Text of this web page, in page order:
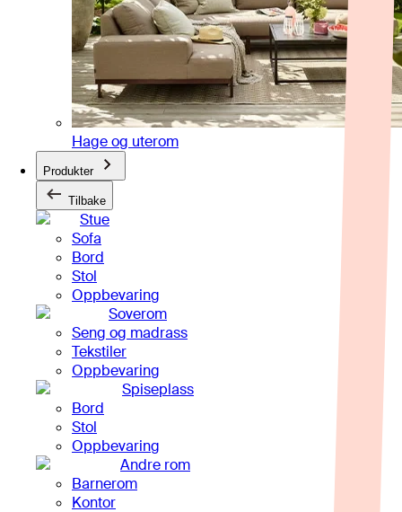
Hage og uterom
Produkter
Tilbake
Stue
Sofa
Bord
Stol
Oppbevaring
Soverom
Seng og madrass
Tekstiler
Oppbevaring
Spiseplass
Bord
Stol
Oppbevaring
Andre rom
Barnerom
Kontor